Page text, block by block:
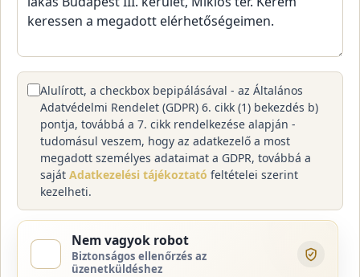
Alulírott, a checkbox bepipálásával - az Általános
Adatvédelmi Rendelet (GDPR) 6. cikk (1) bekezdés b)
pontja, továbbá a 7. cikk rendelkezése alapján -
tudomásul veszem, hogy az adatkezelő a most
megadott személyes adataimat a GDPR, továbbá a
saját Adatkezelési tájékoztató feltételei szerint
kezelheti.
Nem vagyok robot
Biztonságos ellenőrzés az
üzenetküldéshez